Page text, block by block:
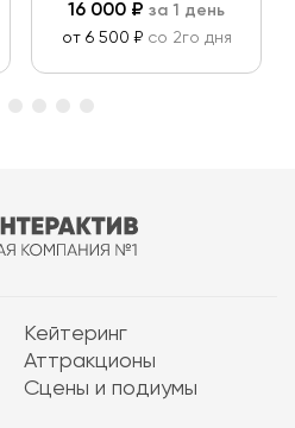
16 000 ₽ за 1 день
от 6 500 ₽ со 2го дня
Кейтеринг
Аттракционы
Сцены и подиумы